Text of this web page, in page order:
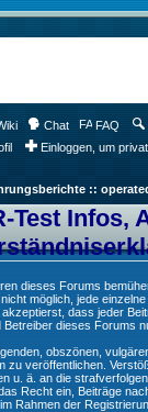
Chat FAQ
Einloggen, um
::
Test
dieses Forums
möglich, jede
dass jeder
dieses Forums
obszönen,
zu veröffentlichen.
u. ä. an die
Recht ein, Beiträge
Rahmen der